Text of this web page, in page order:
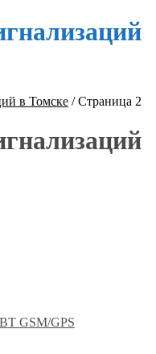
в Томске /Страница 2